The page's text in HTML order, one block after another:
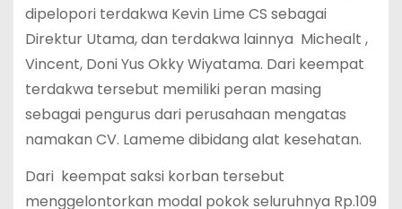
dipelopori terdakwa Kevin Lime CS sebagai
Direktur Utama, dan terdakwa lainnya Michealt ,
Vincent, Doni Yus Okky Wiyatama. Dari keempat
terdakwa tersebut memiliki peran masing
sebagai pengurus dari perusahaan mengatas
namakan CV. Lameme dibidang alat kesehatan.
Dari keempat saksi korban tersebut
menggelontorkan modal pokok seluruhnya Rp.109